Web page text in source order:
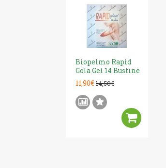
Biopelmo Rapid
Gola Gel 14 Bustine
11,90€ 14,50€